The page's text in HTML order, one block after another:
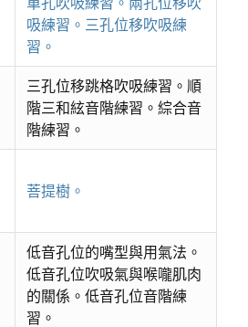
吸練習。三孔位移吹吸練
習。
三孔位移跳格吹吸練習。順
階三和絃音階練習。綜合音
階練習。
菩提樹。
低音孔位的嘴型與用氣法。
低音孔位吹吸氣與喉嚨肌肉
的關係。低音孔位音階練
習。